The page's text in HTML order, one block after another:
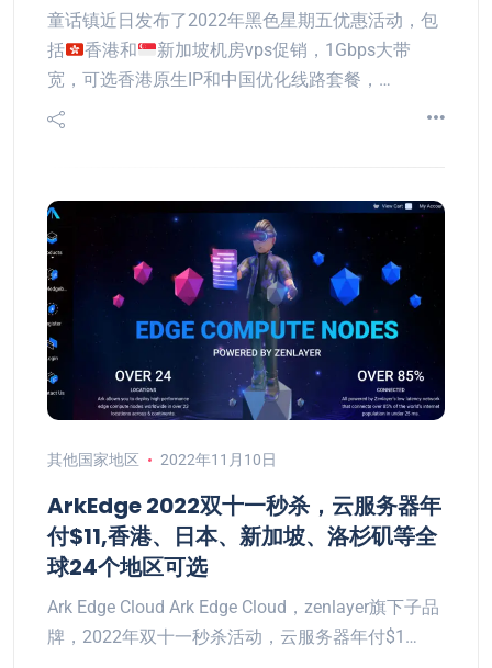
童话镇近日发布了2022年黑色星期五优惠活动，包
括
香港和
新加坡机房vps促销，1Gbps大带
宽，可选香港原生IP和中国优化线路套餐，…
其他国家地区 2022年11月10日
ArkEdge 2022双十一秒杀，云服务器年
付$11,香港、日本、新加坡、洛杉矶等全
球24个地区可选
Ark Edge Cloud Ark Edge Cloud，zenlayer旗下子品
牌，2022年双十一秒杀活动，云服务器年付$1…